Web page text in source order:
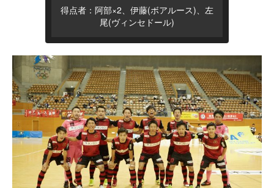
得点者：阿部×2、伊藤(ボアルース)、左
尾(ヴィンセドール)